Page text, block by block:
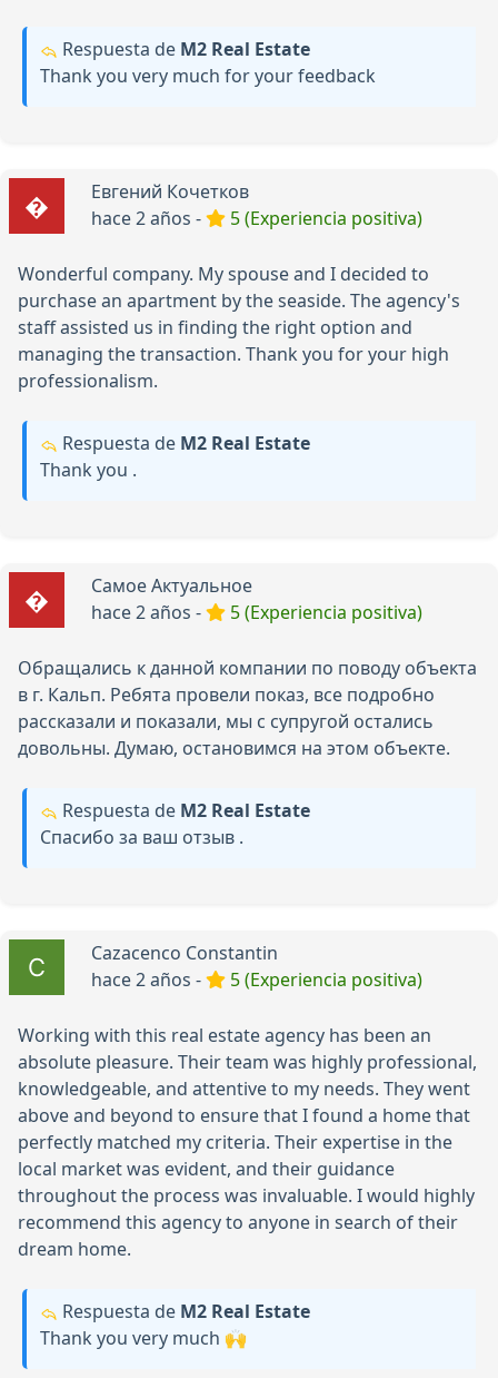
Respuesta de М2 Real Estate
Thank you very much for your feedback
Евгений Кочетков
hace 2 años -
5 (Experiencia positiva)
Wonderful company. My spouse and I decided to
purchase an apartment by the seaside. The agency's
staff assisted us in finding the right option and
managing the transaction. Thank you for your high
professionalism.
Respuesta de М2 Real Estate
Thank you .
Самое Актуальное
hace 2 años -
5 (Experiencia positiva)
Обращались к данной компании по поводу объекта
в г. Кальп. Ребята провели показ, все подробно
рассказали и показали, мы с супругой остались
довольны. Думаю, остановимся на этом объекте.
Respuesta de М2 Real Estate
Спасибо за ваш отзыв .
Cazacenco Constantin
hace 2 años -
5 (Experiencia positiva)
Working with this real estate agency has been an
absolute pleasure. Their team was highly professional,
knowledgeable, and attentive to my needs. They went
above and beyond to ensure that I found a home that
perfectly matched my criteria. Their expertise in the
local market was evident, and their guidance
throughout the process was invaluable. I would highly
recommend this agency to anyone in search of their
dream home.
Respuesta de М2 Real Estate
Thank you very much 🙌